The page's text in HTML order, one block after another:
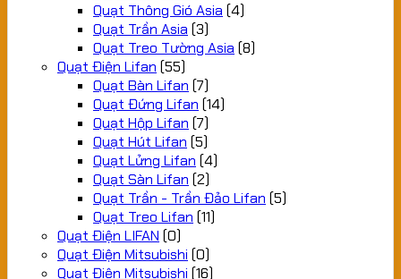
Quạt Thông Gió Asia (4)
Quạt Trần Asia (3)
Quạt Treo Tường Asia (8)
Quạt Điện Lifan (55)
Quạt Bàn Lifan (7)
Quạt Đứng Lifan (14)
Quạt Hộp Lifan (7)
Quạt Hút Lifan (5)
Quạt Lửng Lifan (4)
Quạt Sàn Lifan (2)
Quạt Trần - Trần Đảo Lifan (5)
Quạt Treo Lifan (11)
Quạt Điện LIFAN (0)
Quạt Điện Mitsubishi (0)
Quạt Điện Mitsubishi (16)